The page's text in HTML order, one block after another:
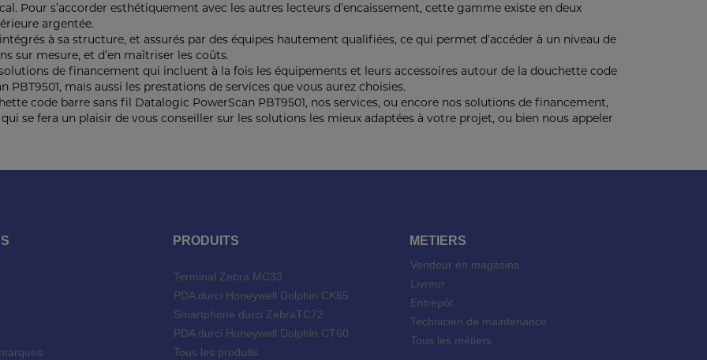
Pour s’accorder esthétiquement avec les autres lecteurs d’encaissement, cette gamme existe en deux
argentée.
intégrés à sa structure, et assurés par des équipes hautement qualifiées, ce qui permet d’accéder à un niveau de
sur mesure, et d’en maîtriser les coûts.
de financement qui incluent à la fois les équipements et leurs accessoires autour de la douchette code
mais aussi les prestations de services que vous aurez choisies.
code barre sans fil Datalogic PowerScan PBT9501, nos services, ou encore nos solutions de financement,
qui se fera un plaisir de vous conseiller sur les solutions les mieux adaptées à votre projet, ou bien nous appeler
PRODUITS
Terminal Zebra MC33
PDA durci Honeywell Dolphin CK65
Smartphone durci ZebraTC72
PDA durci Honeywell Dolphin CT60
Tous les produits
METIERS
Vendeur en magasins
Livreur
Entrepôt
Technicien de maintenance
Tous les métiers